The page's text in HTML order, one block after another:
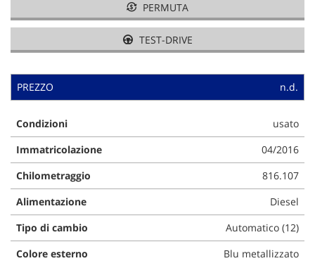
PERMUTA
TEST-DRIVE
PREZZO n.d.
Condizioni
usato
Immatricolazione
04/2016
Chilometraggio
816.107
Alimentazione
Diesel
Tipo di cambio
Automatico (12)
Colore esterno
Blu metallizzato